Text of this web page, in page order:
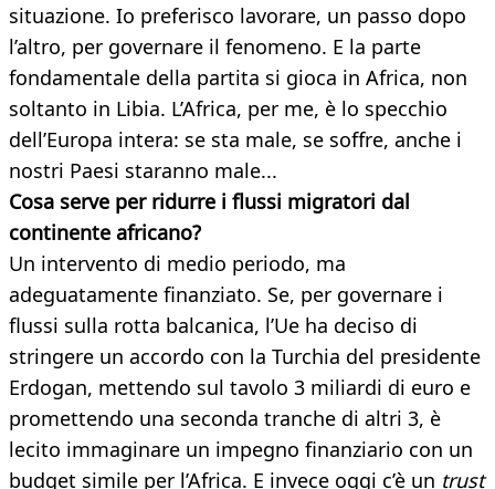
situazione. Io preferisco lavorare, un passo dopo
l’altro, per governare il fenomeno. E la parte
fondamentale della partita si gioca in Africa, non
soltanto in Libia. L’Africa, per me, è lo specchio
dell’Europa intera: se sta male, se soffre, anche i
nostri Paesi staranno male...
Cosa serve per ridurre i flussi migratori dal
continente africano?
Un intervento di medio periodo, ma
adeguatamente finanziato. Se, per governare i
flussi sulla rotta balcanica, l’Ue ha deciso di
stringere un accordo con la Turchia del presidente
Erdogan, mettendo sul tavolo 3 miliardi di euro e
promettendo una seconda tranche di altri 3, è
lecito immaginare un impegno finanziario con un
budget simile per l’Africa. E invece oggi c’è un trust